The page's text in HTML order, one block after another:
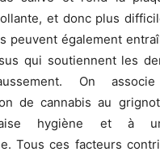
et donc plus
peuvent également
qui soutiennent les
On
de cannabis au
hygiène et à
Tous ces facteurs